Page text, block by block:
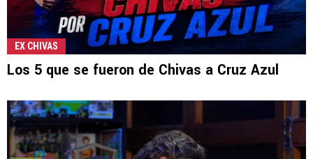
EX CHIVAS
Los 5 que se fueron de Chivas a Cruz Azul